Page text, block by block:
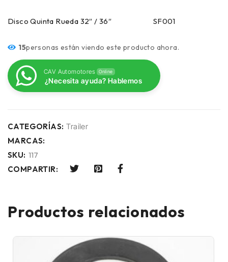
Disco Quinta Rueda 32″ / 36″ SF001
15personas están viendo este producto ahora.
CAV Automotores Online
¿Necesita ayuda? Hablemos
CATEGORÍAS: Trailer
MARCAS:
SKU: 117
COMPARTIR:
Productos relacionados